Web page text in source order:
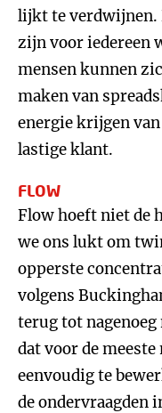
lijkt te verdwijnen.
zijn voor iedereen
mensen kunnen
maken van
energie krijgen
lastige klant.
FLOW
Flow hoeft niet de
we ons lukt om
opperste
volgens
terug tot
dat voor de
eenvoudig te
de ondervraagden